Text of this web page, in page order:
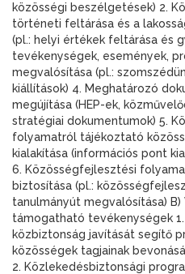
közösségi beszélgetések) 2.
történeti feltárása és a
(pl.: helyi értékek feltárása és
tevékenységek, események,
megvalósítása (pl.:
kiállítások) 4. Meghatározó
megújítása (HEP-ek,
stratégiai dokumentumok) 5.
folyamatról tájékoztató
kialakítása (információs pont
6. Közösségfejlesztési
biztosítása (pl.:
tanulmányút megvalósítása)
támogatható tevékenységek
közbiztonság javítását segítő
közösségek tagjainak
2. Közlekedésbiztonsági